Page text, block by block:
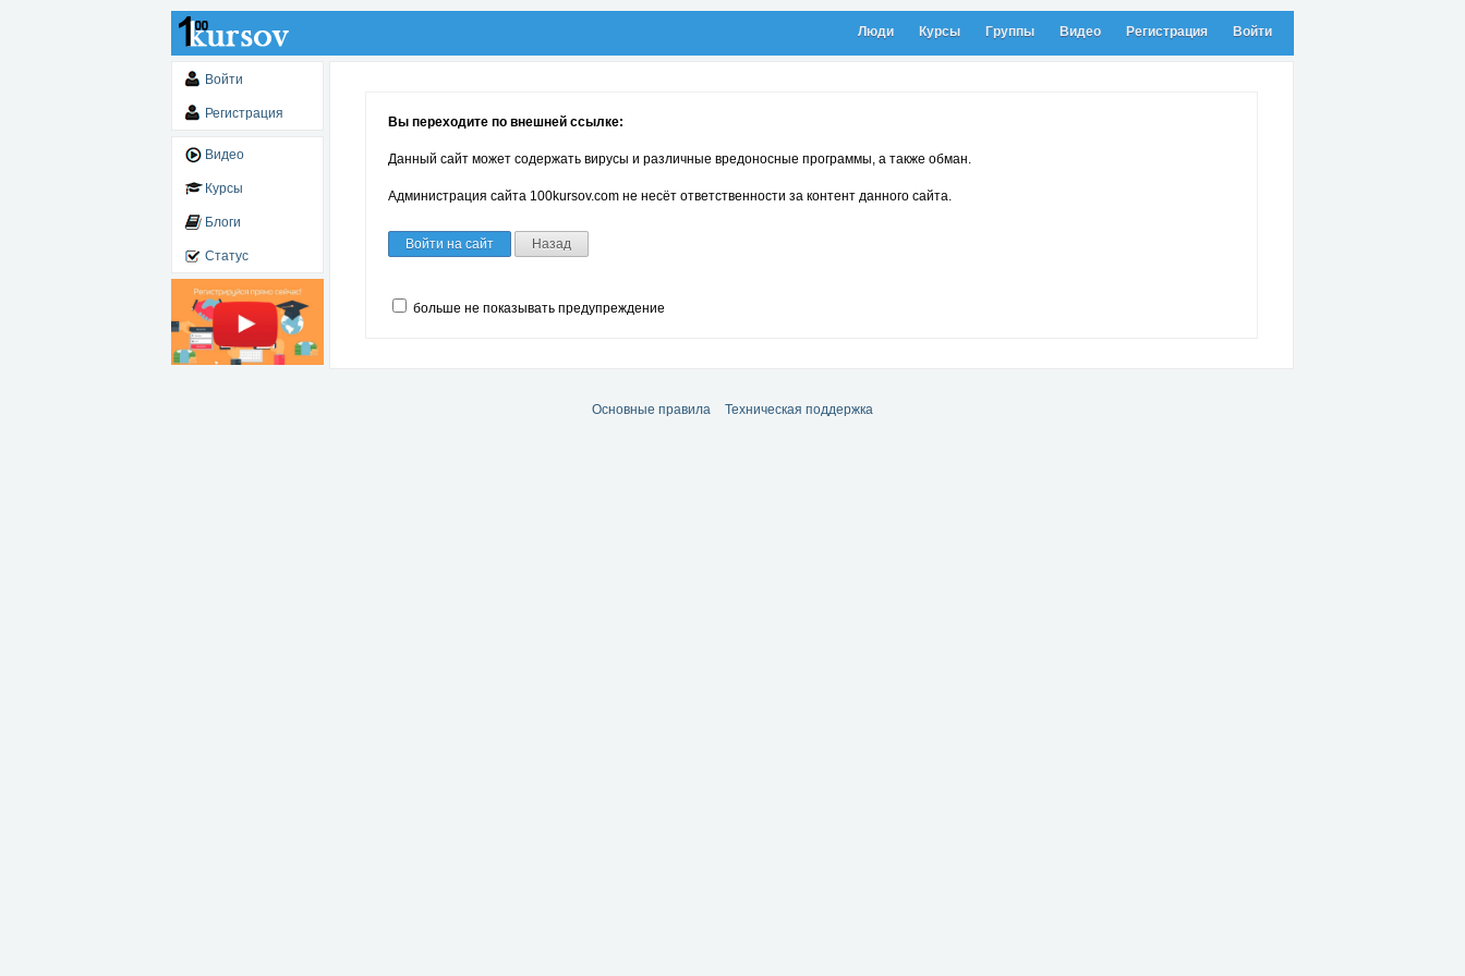
Люди Курсы Группы Видео Регистрация Войти
Войти
Регистрация
Видео
Курсы
Блоги
Статус
Вы переходите по внешней ссылке:
Данный сайт может содержать вирусы и различные вредоносные программы, а также обман.
Администрация сайта 100kursov.com не несёт ответственности за контент данного сайта.
Войти на сайт Назад
больше не показывать предупреждение
Основные правила Техническая поддержка